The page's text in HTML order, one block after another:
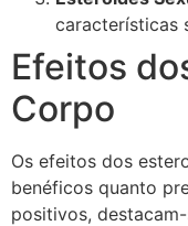
características
Efeitos
Corpo
Os efeitos dos
benéficos quanto
positivos, destacam-